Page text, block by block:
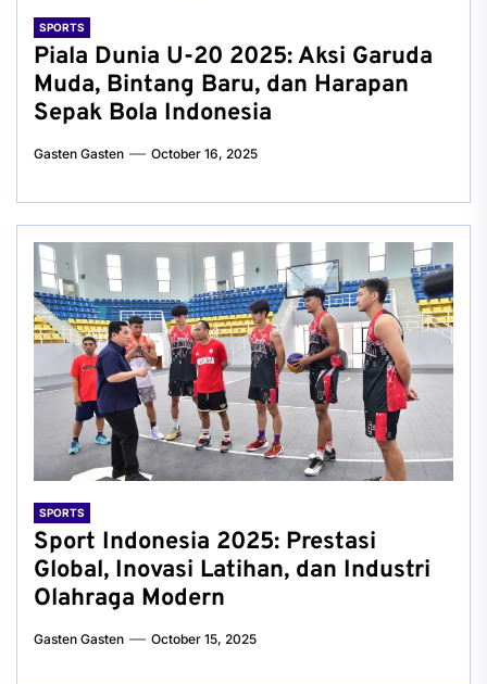
SPORTS
Piala Dunia U-20 2025: Aksi Garuda
Muda, Bintang Baru, dan Harapan
Sepak Bola Indonesia
Gasten Gasten October 16, 2025
SPORTS
Sport Indonesia 2025: Prestasi
Global, Inovasi Latihan, dan Industri
Olahraga Modern
Gasten Gasten October 15, 2025